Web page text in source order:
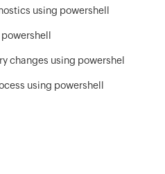
using powershell
changes using powershel
using powershell